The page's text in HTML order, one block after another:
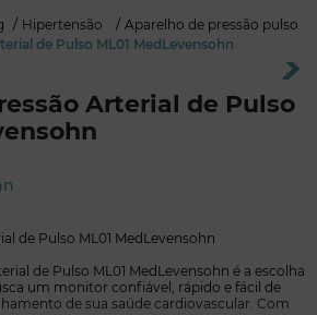
Hipertensão
Aparelho de pressão pulso
de Pulso ML01 MedLevensohn
Arterial de Pulso
de Pulso ML01 MedLevensohn
de Pulso ML01 MedLevensohn é a escolha
um monitor confiável, rápido e fácil de
de sua saúde cardiovascular. Com